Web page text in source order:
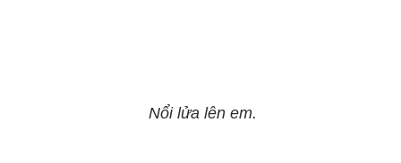
Nổi lửa lên em.